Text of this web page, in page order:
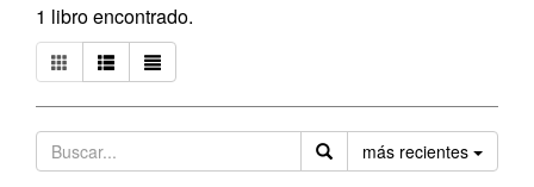
1 libro encontrado.
más recientes